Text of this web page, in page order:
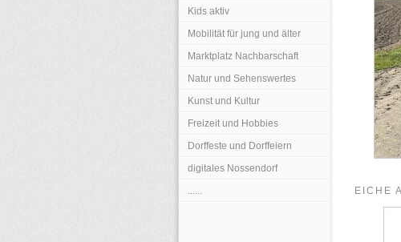
Kids aktiv
Mobilität für jung und älter
Marktplatz Nachbarschaft
Natur und Sehenswertes
Kunst und Kultur
Freizeit und Hobbies
Dorffeste und Dorffeiern
digitales Nossendorf
......
EICHE